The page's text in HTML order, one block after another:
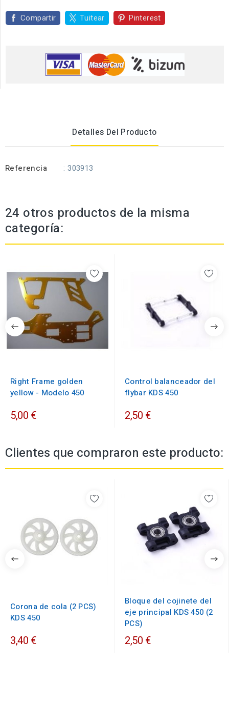
Compartir Tuitear Pinterest
Detalles Del Producto
Referencia : 303913
24 otros productos de la misma
categoría:
Right Frame golden
yellow - Modelo 450
5,00 €
Control balanceador del
flybar KDS 450
2,50 €
Clientes que compraron este producto:
Corona de cola (2 PCS)
KDS 450
3,40 €
Bloque del cojinete del
eje principal KDS 450 (2
PCS)
2,50 €